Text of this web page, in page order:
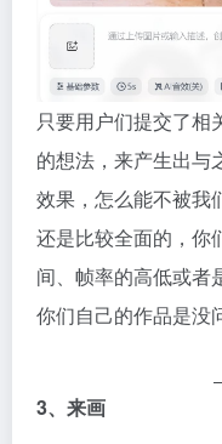
只要用户们提交了相
的想法，来产生出与
效果，怎么能不被我
还是比较全面的，你
间、帧率的高低或者
你们自己的作品是没
3、来画